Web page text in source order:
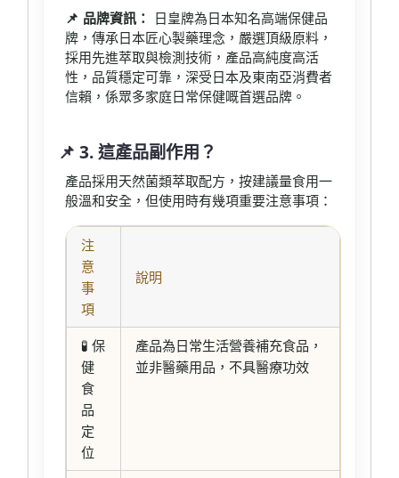
📌 品牌資訊： 日皇牌為日本知名高端保健品
牌，傳承日本匠心製藥理念，嚴選頂級原料，
採用先進萃取與檢測技術，產品高純度高活
性，品質穩定可靠，深受日本及東南亞消費者
信賴，係眾多家庭日常保健嘅首選品牌。
📌 3. 這產品副作用？
產品採用天然菌類萃取配方，按建議量食用一
般溫和安全，但使用時有幾項重要注意事項：
注
意
事
項
說明
🧪 保
健
食
品
定
位
產品為日常生活營養補充食品，
並非醫藥用品，不具醫療功效